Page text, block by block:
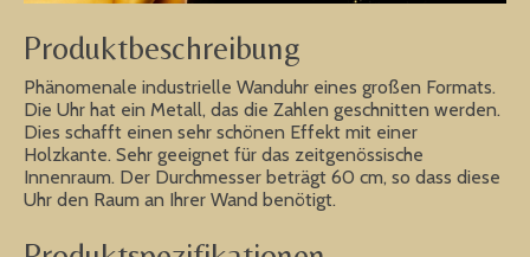
Produktbeschreibung
Phänomenale industrielle Wanduhr eines großen Formats.
Die Uhr hat ein Metall, das die Zahlen geschnitten werden.
Dies schafft einen sehr schönen Effekt mit einer
Holzkante. Sehr geeignet für das zeitgenössische
Innenraum. Der Durchmesser beträgt 60 cm, so dass diese
Uhr den Raum an Ihrer Wand benötigt.